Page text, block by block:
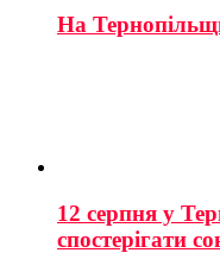
На
12 серпня у
спостерігати